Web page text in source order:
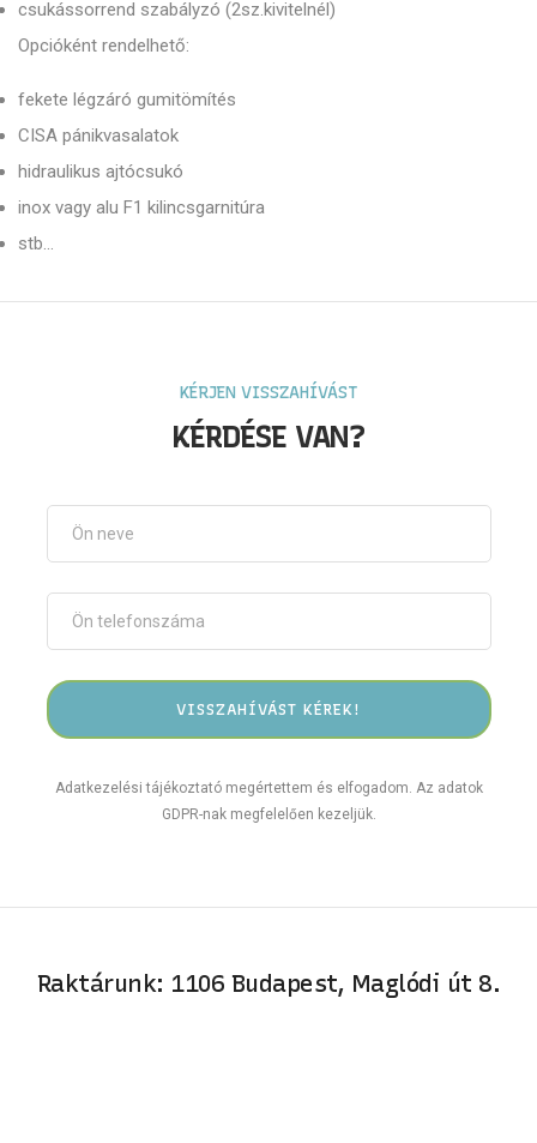
csukássorrend szabályzó (2sz.kivitelnél)
Opcióként rendelhető:
fekete légzáró gumitömítés
CISA pánikvasalatok
hidraulikus ajtócsukó
inox vagy alu F1 kilincsgarnitúra
stb...
KÉRJEN VISSZAHÍVÁST
KÉRDÉSE VAN?
Adatkezelési tájékoztató megértettem és elfogadom. Az adatok
GDPR-nak megfelelően kezeljük.
Raktárunk: 1106 Budapest, Maglódi út 8.